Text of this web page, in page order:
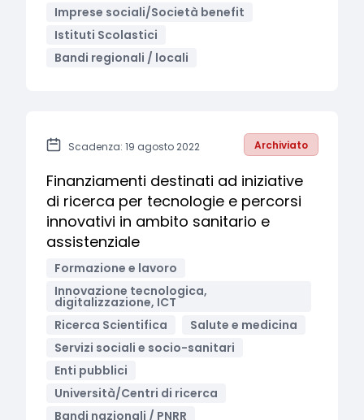
Imprese sociali/Società benefit
Istituti Scolastici
Bandi regionali / locali
Scadenza: 19 agosto 2022 Archiviato
Finanziamenti destinati ad iniziative
di ricerca per tecnologie e percorsi
innovativi in ambito sanitario e
assistenziale
Formazione e lavoro
Innovazione tecnologica,
digitalizzazione, ICT
Ricerca Scientifica
Salute e medicina
Servizi sociali e socio-sanitari
Enti pubblici
Università/Centri di ricerca
Bandi nazionali / PNRR